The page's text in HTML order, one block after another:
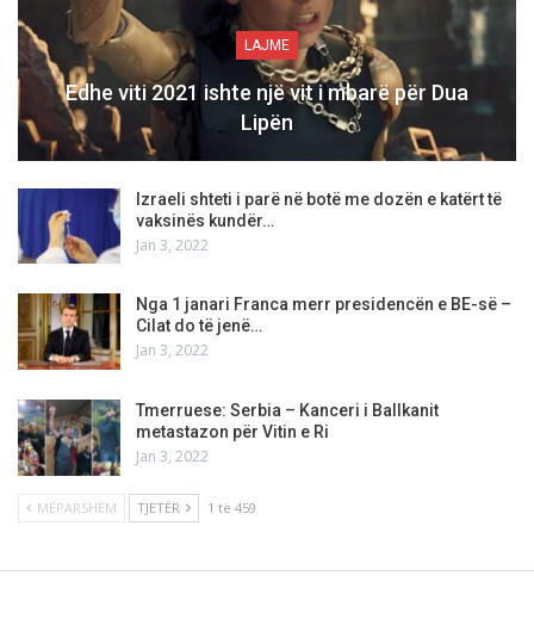
LAJME
Edhe viti 2021 ishte një vit i mbarë për Dua
Lipën
Izraeli shteti i parë në botë me dozën e katërt të
vaksinës kundër…
Jan 3, 2022
Nga 1 janari Franca merr presidencën e BE-së –
Cilat do të jenë…
Jan 3, 2022
Tmerruese: Serbia – Kanceri i Ballkanit
metastazon për Vitin e Ri
Jan 3, 2022
MËPARSHËM TJETËR 1 të 459